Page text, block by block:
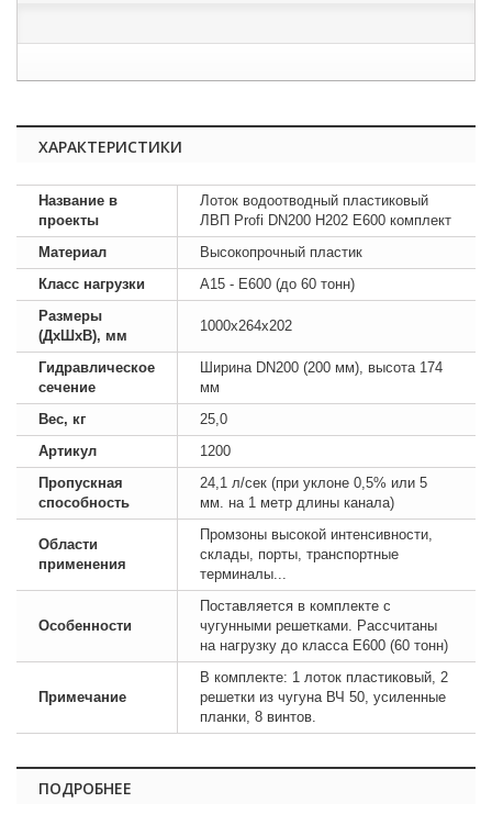
ХАРАКТЕРИСТИКИ
Название в
проекты
Лоток водоотводный пластиковый
ЛВП Profi DN200 H202 E600 комплект
Материал
Высокопрочный пластик
Класс нагрузки
А15 - E600 (до 60 тонн)
Размеры
(ДхШхВ), мм
1000х264х202
Гидравлическое
сечение
Ширина DN200 (200 мм), высота 174
мм
Вес, кг
25,0
Артикул
1200
Пропускная
способность
24,1 л/сек (при уклоне 0,5% или 5
мм. на 1 метр длины канала)
Области
применения
Промзоны высокой интенсивности,
склады, порты, транспортные
терминалы...
Особенности
Поставляется в комплекте с
чугунными решетками. Рассчитаны
на нагрузку до класса Е600 (60 тонн)
Примечание
В комплекте: 1 лоток пластиковый, 2
решетки из чугуна ВЧ 50, усиленные
планки, 8 винтов.
ПОДРОБНЕЕ